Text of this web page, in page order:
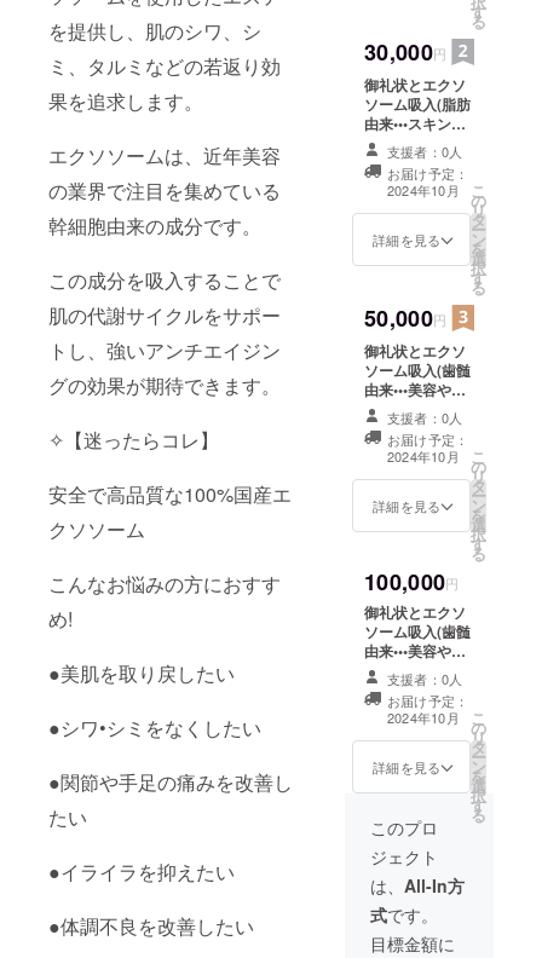
を提供し、肌のシワ、シ
ミ、タルミなどの若返り効
果を追求します。
エクソソームは、近年美容
の業界で注目を集めている
幹細胞由来の成分です。
この成分を吸入することで
肌の代謝サイクルをサポー
トし、強いアンチエイジン
グの効果が期待できます。
✧【迷ったらコレ】
安全で高品質な100%国産エ
クソソーム
こんなお悩みの方におすす
め!
●美肌を取り戻したい
●シワ•シミをなくしたい
●関節や手足の痛みを改善し
たい
●イライラを抑えたい
●体調不良を改善したい
方から来られる
方は、事前にご
連絡を頂ければ
吸入室を準備し
てお待ちしてお
ります。
す
る
30,000円
御礼状とエクソ
ソーム吸入(脂肪
由来•••スキンケ
アや美容目的で
手軽に始められ
るエクソソー
ム)1ヶ月で2回の
体験コース (有効
期限6ヶ月) (鹿児
方から来られる
方は、事前にご
連絡を頂ければ
吸入室を準備し
てお待ちしてお
ります。
支援者：0人
お届け予定：
2024年10月
詳細を見る
こ
の
リ
タ
ー
ン
を
選
択
す
る
50,000円
御礼状とエクソ
ソーム吸入(歯髄
由来•••美容や健
康にバランスよ
く安定した効果
のエクソソー
ム)1ヶ月で3回の
体験コース (有効
期限6ヶ月) (鹿児
方から来られる
方は、事前にご
連絡頂ければ吸
入室を準備して
お待ちしており
ます。
支援者：0人
お届け予定：
2024年10月
詳細を見る
こ
の
リ
タ
ー
ン
を
選
択
す
る
100,000円
御礼状とエクソ
ソーム吸入(歯髄
由来•••美容や健
康にバランスよ
く安定した効果
のエクソソー
ム)1ヶ月で6回の
体験コース (有効
期限6ヶ月) (鹿児
を除きます。遠
方から来られる
方は、事前にご
連絡を頂ければ
吸入室を準備し
てお待ちしてお
ります。
支援者：0人
お届け予定：
2024年10月
詳細を見る
こ
の
リ
タ
ー
ン
を
選
択
す
る
このプロ
ジェクト
は、 All-In方
式です。
目標金額に